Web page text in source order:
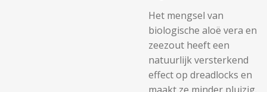
Het mengsel van
biologische aloë vera en
zeezout heeft een
natuurlijk versterkend
effect op dreadlocks en